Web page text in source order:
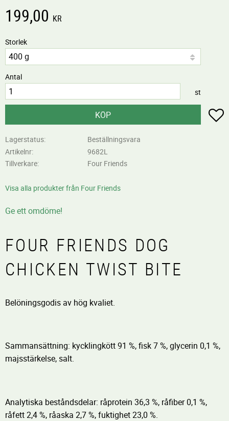
199,00 KR
Storlek
Antal
st
KÖP
Lagerstatus
Beställningsvara
Artikelnr
9682L
Tillverkare
Four Friends
Visa alla produkter från Four Friends
Ge ett omdöme!
FOUR FRIENDS DOG
CHICKEN TWIST BITE
Belöningsgodis av hög kvaliet.
Sammansättning: kycklingkött 91 %, fisk 7 %, glycerin 0,1 %,
majsstärkelse, salt.
Analytiska beståndsdelar: råprotein 36,3 %, råfiber 0,1 %,
råfett 2,4 %, råaska 2,7 %, fuktighet 23,0 %.